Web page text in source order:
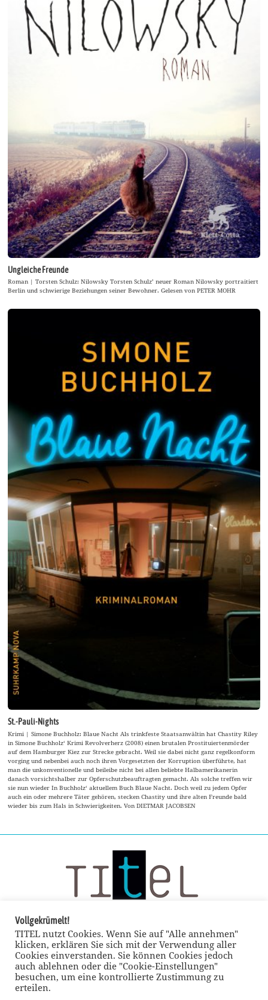
Ungleiche Freunde
Roman | Torsten Schulz: Nilowsky Torsten Schulz’ neuer Roman Nilowsky portraitiert
Berlin und schwierige Beziehungen seiner Bewohner. Gelesen von PETER MOHR
St.-Pauli-Nights
Krimi | Simone Buchholz: Blaue Nacht Als trinkfeste Staatsanwältin hat Chastity Riley
in Simone Buchholz‘ Krimi Revolverherz (2008) einen brutalen Prostituiertenmörder
auf dem Hamburger Kiez zur Strecke gebracht. Weil sie dabei nicht ganz regelkonform
vorging und nebenbei auch noch ihren Vorgesetzten der Korruption überführte, hat
man die unkonventionelle und beileibe nicht bei allen beliebte Halbamerikanerin
danach vorsichtshalber zur Opferschutzbeauftragten gemacht. Als solche treffen wir
sie nun wieder In Buchholz‘ aktuellem Buch Blaue Nacht. Doch weil zu jedem Opfer
auch ein oder mehrere Täter gehören, stecken Chastity und ihre alten Freunde bald
wieder bis zum Hals in Schwierigkeiten. Von DIETMAR JACOBSEN
Vollgekrümelt!
TITEL nutzt Cookies. Wenn Sie auf "Alle annehmen"
klicken, erklären Sie sich mit der Verwendung aller
Cookies einverstanden. Sie können Cookies jedoch
auch ablehnen oder die "Cookie-Einstellungen"
besuchen, um eine kontrollierte Zustimmung zu
erteilen.